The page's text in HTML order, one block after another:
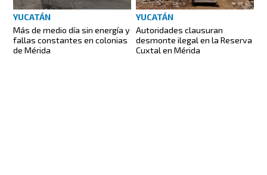
YUCATÁN
Más de medio día sin energía y
fallas constantes en colonias
de Mérida
YUCATÁN
Autoridades clausuran
desmonte ilegal en la Reserva
Cuxtal en Mérida